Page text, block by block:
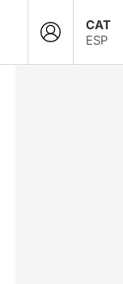
CAT
ESP